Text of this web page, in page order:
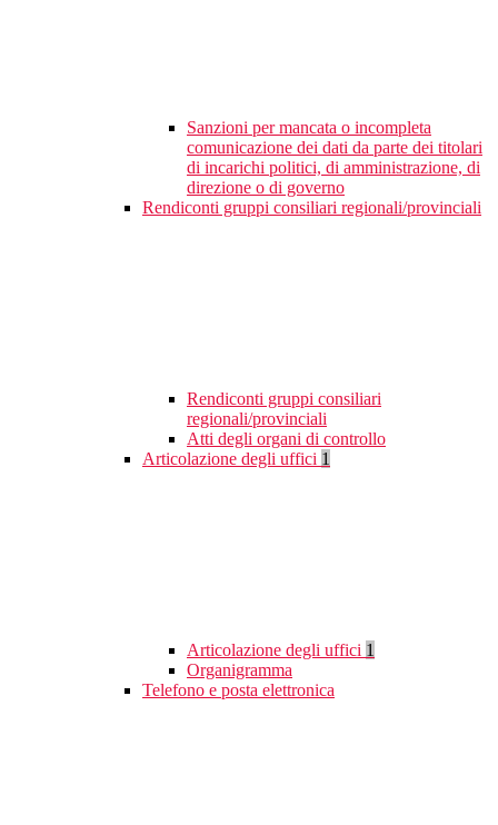
Sanzioni per mancata o incompleta
comunicazione dei dati da parte dei titolari
di incarichi politici, di amministrazione, di
direzione o di governo
Rendiconti gruppi consiliari regionali/provinciali
Rendiconti gruppi consiliari
regionali/provinciali
Atti degli organi di controllo
Articolazione degli uffici 1
Articolazione degli uffici 1
Organigramma
Telefono e posta elettronica